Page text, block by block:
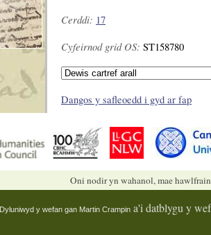
Cerddi: 17
Cyfeirnod grid OS: ST158780
Dangos y safleoedd i gyd ar fap
Oni nodir yn wahanol, mae
Dyluniwyd y wefan gan Martin Crampin a'i datblygu y